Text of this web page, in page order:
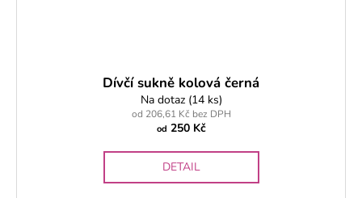
Dívčí sukně kolová černá
Na dotaz (14 ks)
od 206,61 Kč bez DPH
od 250 Kč
DETAIL